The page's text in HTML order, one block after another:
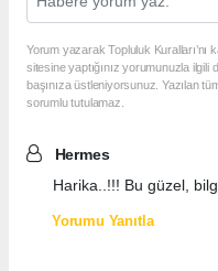
Yorum yazarak Topluluk
sitesine yaptığınız yorumunuzla
başınıza üstleniyorsunuz. Yazılan
sorumlu tutulamaz.
Hermes
Harika..!!! Bu güzel,
Yorumu Yanıtla